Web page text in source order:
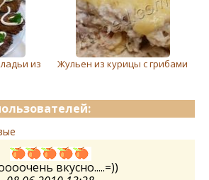
из
Жульен из курицы с грибами
вкусно.....=))